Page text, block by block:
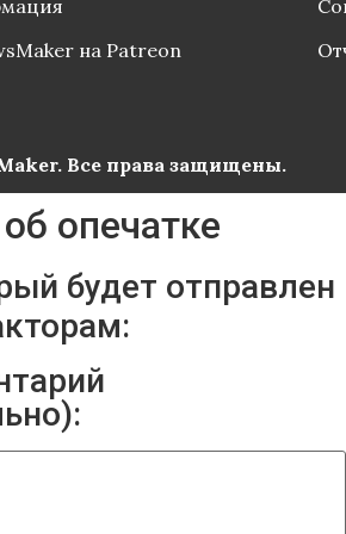
на Patreon
Все права защищены.
опечатке
будет отправлен